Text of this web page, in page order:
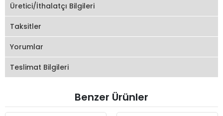
Üretici/İthalatçı Bilgileri
Taksitler
Yorumlar
Teslimat Bilgileri
Benzer Ürünler